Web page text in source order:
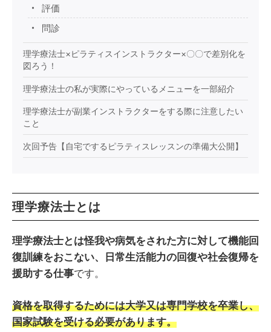
評価
問診
理学療法士×ピラティスインストラクター×〇〇で差別化を
図ろう！
理学療法士の私が実際にやっているメニューを一部紹介
理学療法士が副業インストラクターをする際に注意したい
こと
次回予告【自宅でするピラティスレッスンの準備大公開】
理学療法士とは
理学療法士とは怪我や病気をされた方に対して機能回
復訓練をおこない、日常生活能力の回復や社会復帰を
援助する仕事です。
資格を取得するためには大学又は専門学校を卒業し、
国家試験を受ける必要があります。